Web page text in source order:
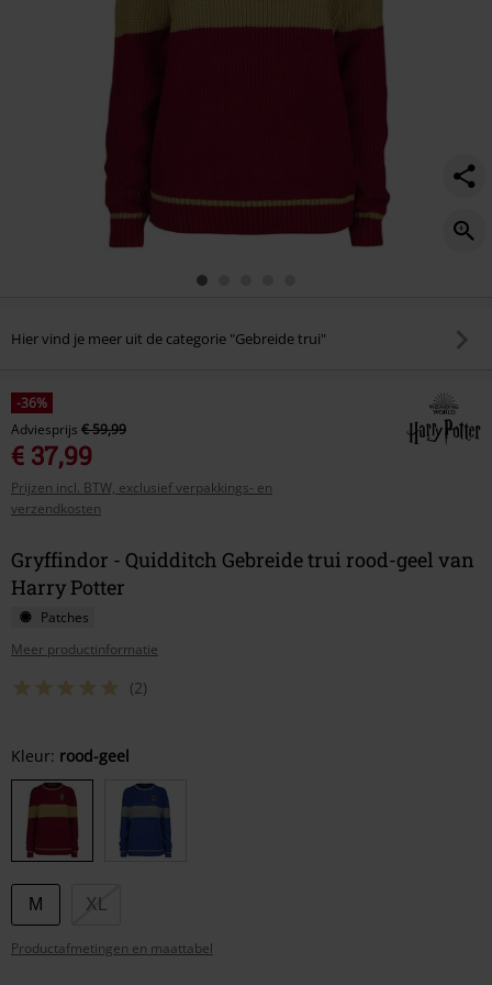
Hier vind je meer uit de categorie "Gebreide trui"
-36%
Adviesprijs € 59,99
€ 37,99
Prijzen incl. BTW, exclusief verpakkings- en
verzendkosten
Gryffindor - Quidditch Gebreide trui rood-geel van
Harry Potter
Patches
Meer productinformatie
(2)
Kies
je
maat
Kleur: rood-geel
M XL
Productafmetingen en maattabel